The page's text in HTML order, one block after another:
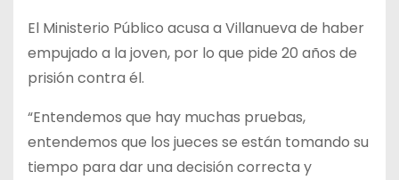
El Ministerio Público acusa a Villanueva de haber
empujado a la joven, por lo que pide 20 años de
prisión contra él.
“Entendemos que hay muchas pruebas,
entendemos que los jueces se están tomando su
tiempo para dar una decisión correcta y